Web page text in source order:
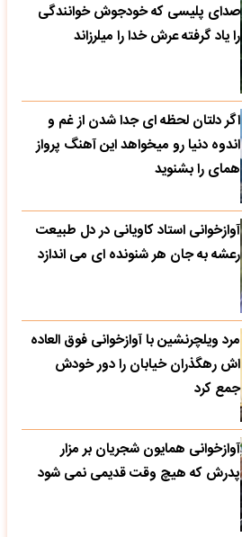
صدای پلیسی که خودجوش خوانندگی
را یاد گرفته عرش خدا را میلرزاند
اگر دلتان لحظه ای جدا شدن از غم و
اندوه دنیا رو میخواهد این آهنگ پرواز
همای را بشنوید
آوازخوانی استاد کاویانی در دل طبیعت
رعشه به جان هر شنونده ای می اندازد
مرد ویلچرنشین با آوازخوانی فوق العاده
اش رهگذران خیابان را دور خودش
جمع کرد
آوازخوانی همایون شجریان بر مزار
پدرش که هیچ وقت قدیمی نمی شود